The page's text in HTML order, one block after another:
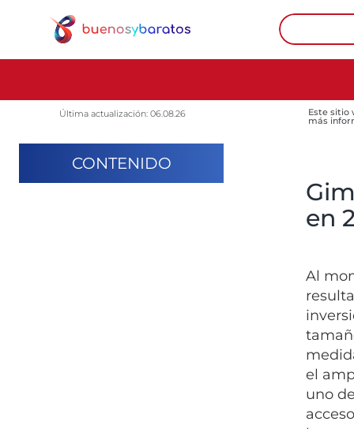
Última actualización: 06.08.26 Este sitio
más
CONTENIDO
en
Al
el
uno